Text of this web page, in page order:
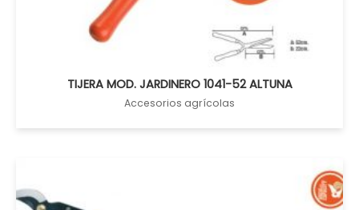
TIJERA MOD. JARDINERO 1041-52 ALTUNA
Accesorios agrícolas